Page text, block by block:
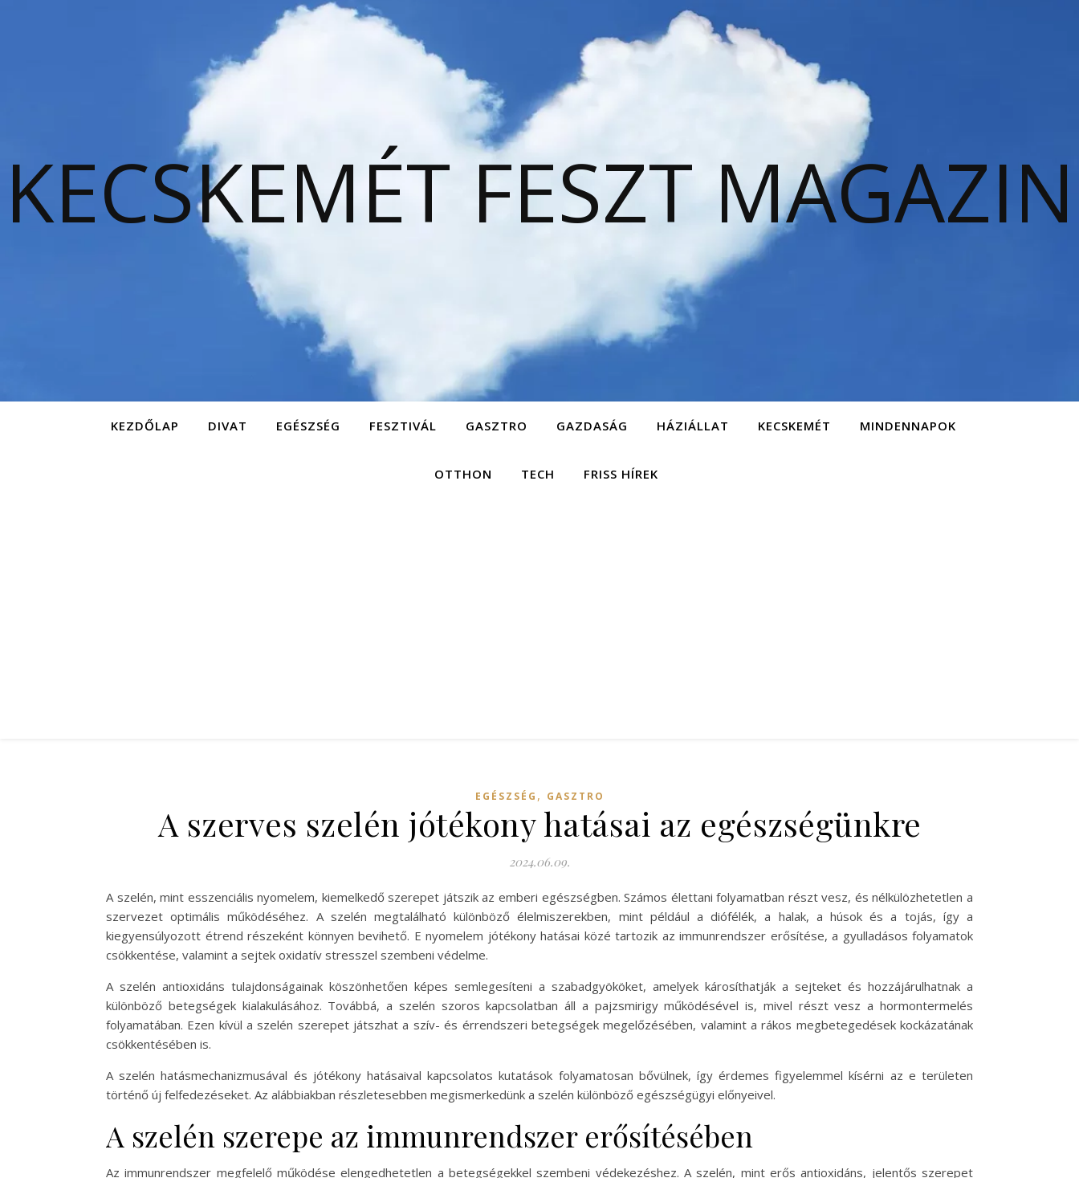
KECSKEMÉT FESZT MAGAZIN
KEZDŐLAP DIVAT EGÉSZSÉG FESZTIVÁL GASZTRO GAZDASÁG HÁZIÁLLAT KECSKEMÉT MINDENNAPOK
OTTHON TECH FRISS HÍREK
EGÉSZSÉG , GASZTRO
A szerves szelén jótékony hatásai az egészségünkre
2024.06.09.
A szelén, mint esszenciális nyomelem, kiemelkedő szerepet játszik az emberi egészségben. Számos élettani folyamatban részt vesz, és nélkülözhetetlen a
szervezet optimális működéséhez. A szelén megtalálható különböző élelmiszerekben, mint például a diófélék, a halak, a húsok és a tojás, így a
kiegyensúlyozott étrend részeként könnyen bevihető. E nyomelem jótékony hatásai közé tartozik az immunrendszer erősítése, a gyulladásos folyamatok
csökkentése, valamint a sejtek oxidatív stresszel szembeni védelme.
A szelén antioxidáns tulajdonságainak köszönhetően képes semlegesíteni a szabadgyököket, amelyek károsíthatják a sejteket és hozzájárulhatnak a
különböző betegségek kialakulásához. Továbbá, a szelén szoros kapcsolatban áll a pajzsmirigy működésével is, mivel részt vesz a hormontermelés
folyamatában. Ezen kívül a szelén szerepet játszhat a szív- és érrendszeri betegségek megelőzésében, valamint a rákos megbetegedések kockázatának
csökkentésében is.
A szelén hatásmechanizmusával és jótékony hatásaival kapcsolatos kutatások folyamatosan bővülnek, így érdemes figyelemmel kísérni az e területen
történő új felfedezéseket. Az alábbiakban részletesebben megismerkedünk a szelén különböző egészségügyi előnyeivel.
A szelén szerepe az immunrendszer erősítésében
Az immunrendszer megfelelő működése elengedhetetlen a betegségekkel szembeni védekezéshez. A szelén, mint erős antioxidáns, jelentős szerepet